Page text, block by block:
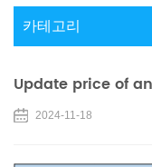
카테고리
Update price of
2024-11-18